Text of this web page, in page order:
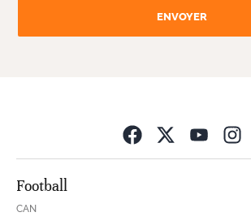
ENVOYER
Football
CAN